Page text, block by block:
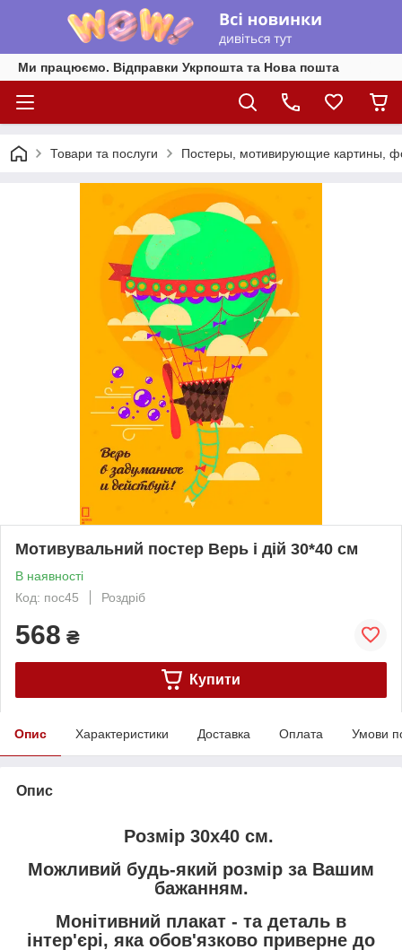
Ми працюємо. Відправки Укрпошта та Нова пошта
Товари та послуги Постеры, мотивирующие картины,
Мотивувальний постер Верь і дій 30*40 см
В наявності
Код: пос45
Роздріб
568 ₴
Купити
Опис Характеристики Доставка Оплата Умови
Опис
Розмір 30х40 см.
Можливий будь-який розмір за Вашим
бажанням.
Монітивний плакат - та деталь в
інтер'єрі, яка обов'язково приверне до